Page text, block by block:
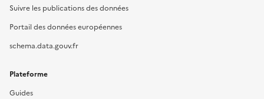
Suivre les publications des données
Portail des données européennes
schema.data.gouv.fr
Plateforme
Guides